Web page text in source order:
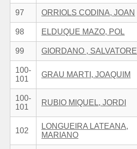
97 ORRIOLS CODINA, JOAN
98 ELDUQUE MAZO, POL
99 GIORDANO , SALVATORE
100-
101
GRAU MARTI, JOAQUIM
100-
101
RUBIO MIQUEL, JORDI
102
LONGUEIRA LATEANA,
MARIANO